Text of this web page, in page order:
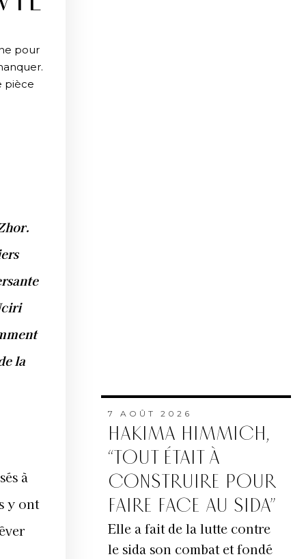
pour
pièce
la
à
y ont
7 AOÛT 2026
HAKIMA HIMMICH,
“TOUT ÉTAIT À
CONSTRUIRE POUR
FAIRE FACE AU SIDA”
Elle a fait de la lutte contre
le sida son combat et fondé